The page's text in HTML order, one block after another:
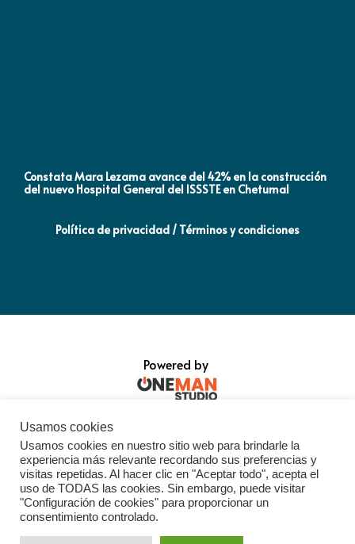
Constata Mara Lezama avance del 42% en la construcción
del nuevo Hospital General del ISSSTE en Chetumal
Política de privacidad / Términos y condiciones
Powered by
Usamos cookies
Usamos cookies en nuestro sitio web para brindarle la
experiencia más relevante recordando sus preferencias y
visitas repetidas. Al hacer clic en "Aceptar todo", acepta el
uso de TODAS las cookies. Sin embargo, puede visitar
"Configuración de cookies" para proporcionar un
consentimiento controlado.